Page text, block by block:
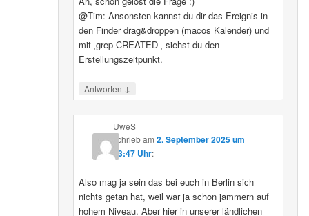
@Tim: Ansonsten kannst du dir das Ereignis in
den Finder drag&droppen (macos Kalender) und
mit ‚grep CREATED ‚ siehst du den
Erstellungszeitpunkt.
Antworten ↓
UweS
schriebam 2. September 2025 um
13:47 Uhr:
Also mag ja sein das bei euch in Berlin sich
nichts getan hat, weil war ja schon jammern auf
hohem Niveau. Aber hier in unserer ländlichen